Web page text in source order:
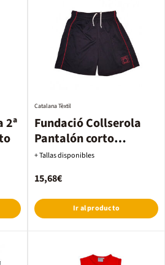
2ª
Fundació Collserola
Pantalón corto
Fútbol/Handbol/Voley
Catalana Tèxtil
+ Tallas disponibles
15,68€
Ir al producto